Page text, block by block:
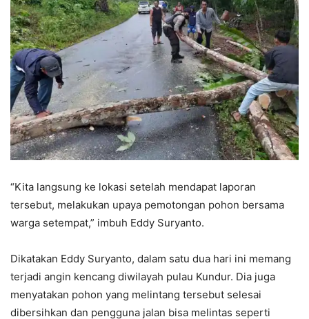
“Kita langsung ke lokasi setelah mendapat laporan
tersebut, melakukan upaya pemotongan pohon bersama
warga setempat,” imbuh Eddy Suryanto.
Dikatakan Eddy Suryanto, dalam satu dua hari ini memang
terjadi angin kencang diwilayah pulau Kundur. Dia juga
menyatakan pohon yang melintang tersebut selesai
dibersihkan dan pengguna jalan bisa melintas seperti